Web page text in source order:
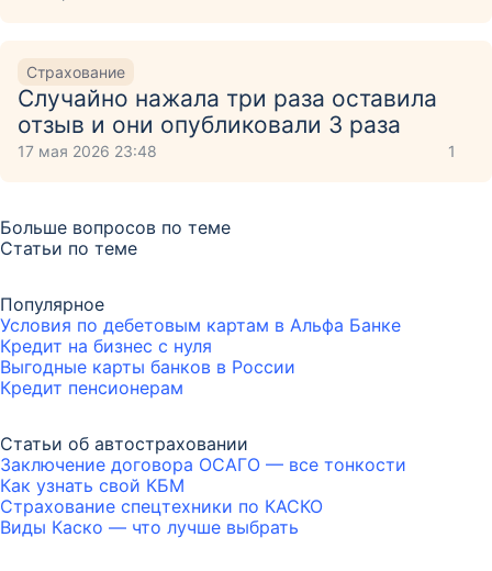
Страхование
Случайно нажала три раза оставила
отзыв и они опубликовали 3 раза
17 мая 2026 23:48 1
Больше вопросов по теме
Статьи по теме
Популярное
Условия по дебетовым картам в Альфа Банке
Кредит на бизнес с нуля
Выгодные карты банков в России
Кредит пенсионерам
Статьи об автостраховании
Заключение договора ОСАГО — все тонкости
Как узнать свой КБМ
Страхование спецтехники по КАСКО
Виды Каско — что лучше выбрать